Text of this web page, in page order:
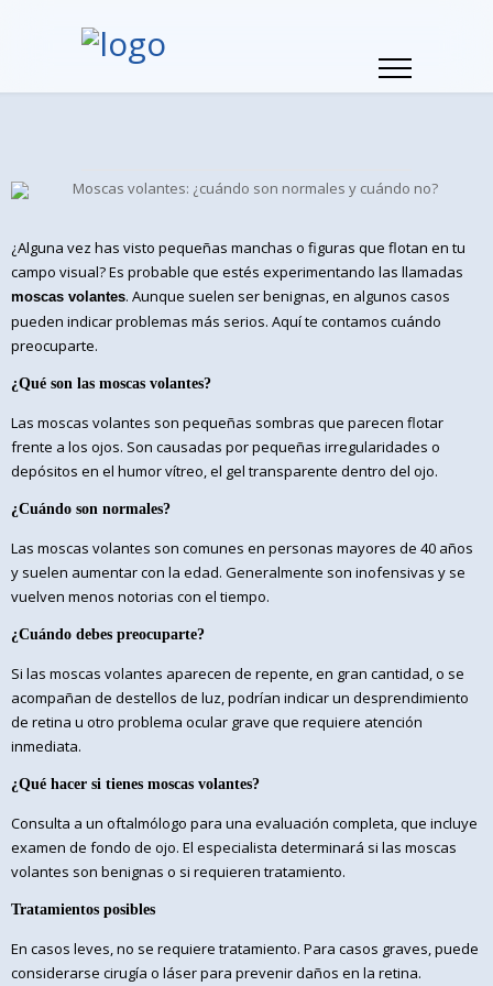
¿Alguna vez has visto pequeñas manchas o figuras que flotan en tu
campo visual? Es probable que estés experimentando las llamadas
moscas volantes. Aunque suelen ser benignas, en algunos casos
pueden indicar problemas más serios. Aquí te contamos cuándo
preocuparte.
¿Qué son las moscas volantes?
Las moscas volantes son pequeñas sombras que parecen flotar
frente a los ojos. Son causadas por pequeñas irregularidades o
depósitos en el humor vítreo, el gel transparente dentro del ojo.
¿Cuándo son normales?
Las moscas volantes son comunes en personas mayores de 40 años
y suelen aumentar con la edad. Generalmente son inofensivas y se
vuelven menos notorias con el tiempo.
¿Cuándo debes preocuparte?
Si las moscas volantes aparecen de repente, en gran cantidad, o se
acompañan de destellos de luz, podrían indicar un desprendimiento
de retina u otro problema ocular grave que requiere atención
inmediata.
¿Qué hacer si tienes moscas volantes?
Consulta a un oftalmólogo para una evaluación completa, que incluye
examen de fondo de ojo. El especialista determinará si las moscas
volantes son benignas o si requieren tratamiento.
Tratamientos posibles
En casos leves, no se requiere tratamiento. Para casos graves, puede
considerarse cirugía o láser para prevenir daños en la retina.